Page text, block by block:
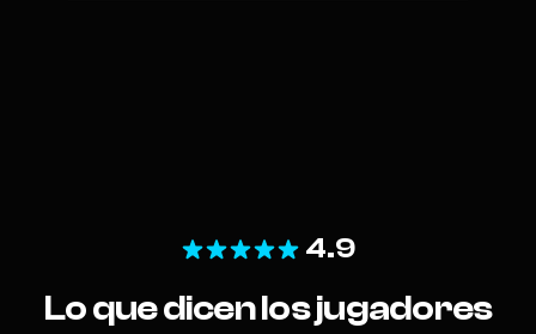
4.9
Lo que dicen los jugadores